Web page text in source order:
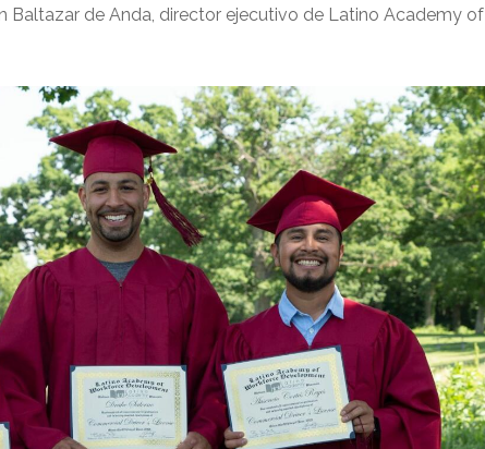
Baltazar de Anda, director ejecutivo de Latino Academy of